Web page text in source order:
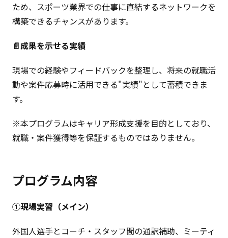
ため、スポーツ業界での仕事に直結するネットワークを
構築できるチャンスがあります。
📄成果を示せる実績
現場での経験やフィードバックを整理し、将来の就職活
動や案件応募時に活用できる"実績"として蓄積できま
す。
※本プログラムはキャリア形成支援を目的としており、
就職・案件獲得等を保証するものではありません。
プログラム内容
①現場実習（メイン）
外国人選手とコーチ・スタッフ間の通訳補助、ミーティ